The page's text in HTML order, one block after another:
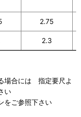
2.75
2.3
場合には 指定要尺よ
い
をご参照下さい